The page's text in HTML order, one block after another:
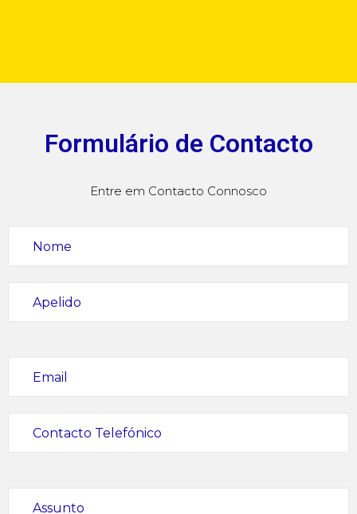
Formulário de Contacto
Entre em Contacto Connosco